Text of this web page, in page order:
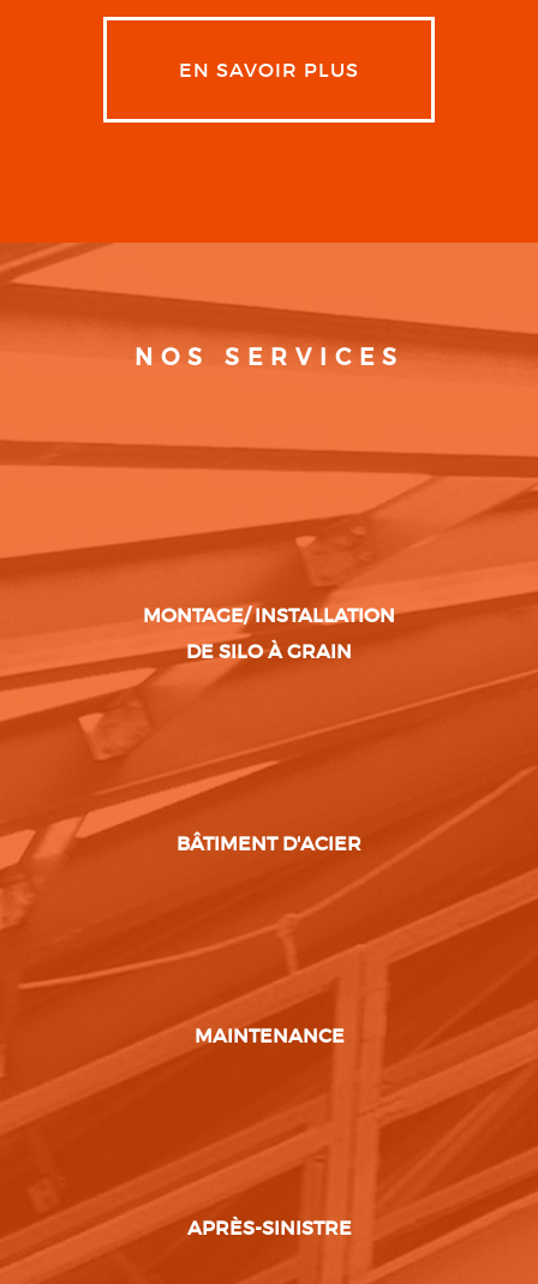
EN SAVOIR PLUS
NOS SERVICES
MONTAGE/ INSTALLATION
DE SILO À GRAIN
BÂTIMENT D'ACIER
MAINTENANCE
APRÈS-SINISTRE